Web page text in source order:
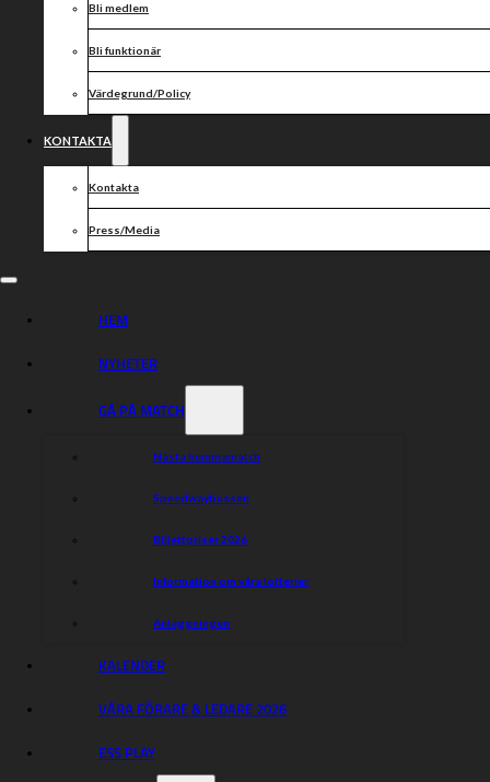
Bli medlem
Bli funktionär
Värdegrund/Policy
KONTAKTA
Kontakta
Press/Media
HEM
NYHETER
GÅ PÅ MATCH
Nästa hemmamatch
Speedwaybussen
Biljettpriser 2026
Information om våra lotterier
Anläggningen
KALENDER
VÅRA FÖRARE & LEDARE 2026
ESS PLAY
Som en del i arbetet att locka nya och fler besökare till våra arenor
genomförs under hösten en marknadsundersökning. Detta är ett
att utveckla svensk speedway!
Klicka här för att komma till enkäten.